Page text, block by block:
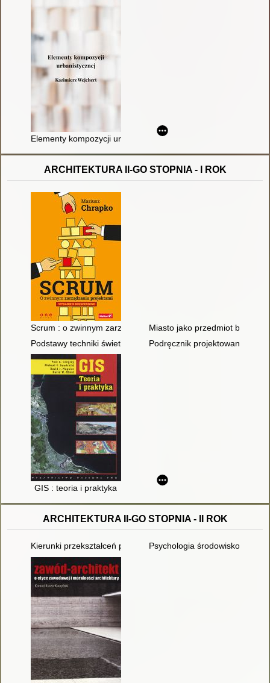
Elementy kompozycji urbanistycznej
ARCHITEKTURA II-GO STOPNIA - I ROK
Scrum : o zwinnym zarządzaniu projektamiMiasto jako przedmiot badań
Podstawy techniki świetlnej
Podręcznik projektowania
GIS : teoria i praktyka
ARCHITEKTURA II-GO STOPNIA - II ROK
Kierunki przekształceń przestrzeni przemysłu
Psychologia środowiskowa